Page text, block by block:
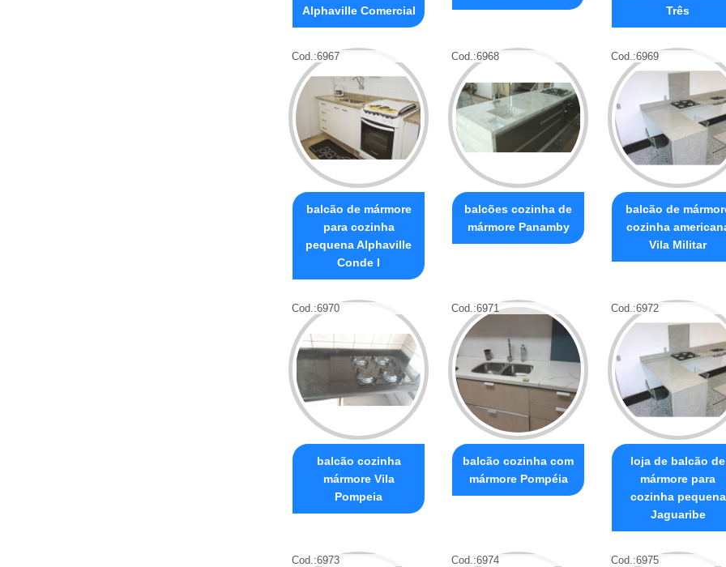
Alphaville Comercial
Três
Cod.:6967
balcão de mármore
para cozinha
pequena Alphaville
Conde I
Cod.:6968
balcões cozinha de
mármore Panamby
Cod.:6969
balcão de
cozinha
Vila Militar
Cod.:6970
balcão cozinha
mármore Vila
Pompeia
Cod.:6971
balcão cozinha com
mármore Pompéia
Cod.:6972
loja de balcão de
mármore para
cozinha pequena
Jaguaribe
Cod.:6973 Cod.:6974 Cod.:6975